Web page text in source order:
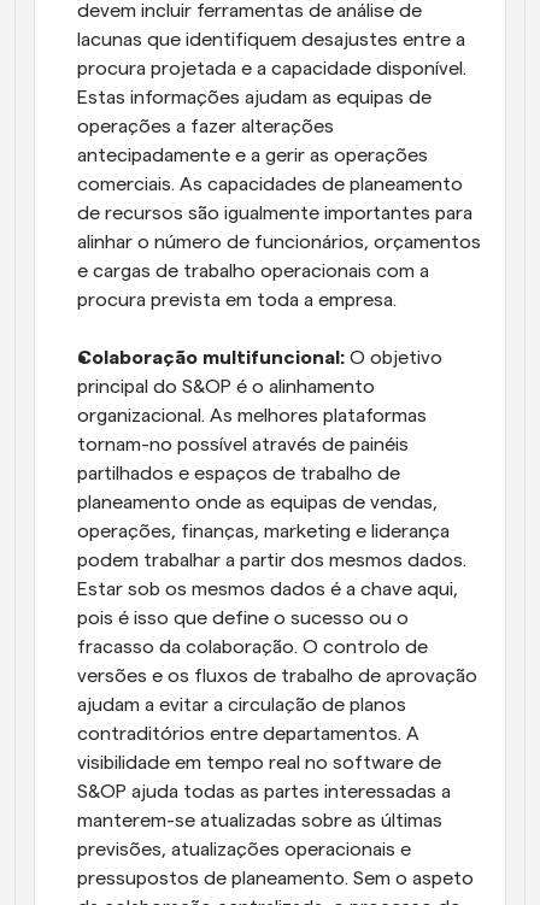
devem incluir ferramentas de análise de
lacunas que identifiquem desajustes entre a
procura projetada e a capacidade disponível.
Estas informações ajudam as equipas de
operações a fazer alterações
antecipadamente e a gerir as operações
comerciais. As capacidades de planeamento
de recursos são igualmente importantes para
alinhar o número de funcionários, orçamentos
e cargas de trabalho operacionais com a
procura prevista em toda a empresa.
Colaboração multifuncional: O objetivo
principal do S&OP é o alinhamento
organizacional. As melhores plataformas
tornam-no possível através de painéis
partilhados e espaços de trabalho de
planeamento onde as equipas de vendas,
operações, finanças, marketing e liderança
podem trabalhar a partir dos mesmos dados.
Estar sob os mesmos dados é a chave aqui,
pois é isso que define o sucesso ou o
fracasso da colaboração. O controlo de
versões e os fluxos de trabalho de aprovação
ajudam a evitar a circulação de planos
contraditórios entre departamentos. A
visibilidade em tempo real no software de
S&OP ajuda todas as partes interessadas a
manterem-se atualizadas sobre as últimas
previsões, atualizações operacionais e
pressupostos de planeamento. Sem o aspeto